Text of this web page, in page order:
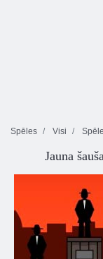
Spēles Visi
Jauna